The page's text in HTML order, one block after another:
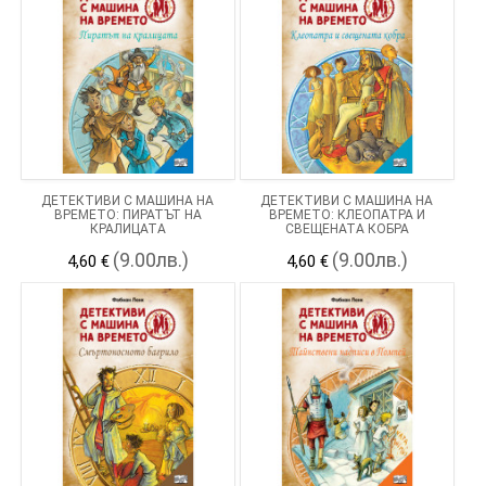
ДЕТЕКТИВИ С МАШИНА НА
ВРЕМЕТО: ПИРАТЪТ НА
КРАЛИЦАТА
4,60 € (9.00лв.)
ДЕТЕКТИВИ С МАШИНА НА
ВРЕМЕТО: КЛЕОПАТРА И
СВЕЩЕНАТА КОБРА
4,60 € (9.00лв.)